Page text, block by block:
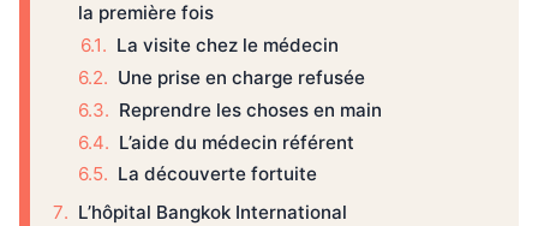
la première fois
La visite chez le médecin
Une prise en charge refusée
Reprendre les choses en main
L’aide du médecin référent
La découverte fortuite
L’hôpital Bangkok International